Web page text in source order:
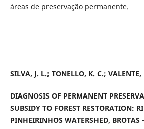
áreas de preservação permanente.
SILVA, J. L.; TONELLO, K. C.;
DIAGNOSIS OF PERMANENT
SUBSIDY TO FOREST RESTORATION:
PINHEIRINHOS WATERSHED, BROTAS